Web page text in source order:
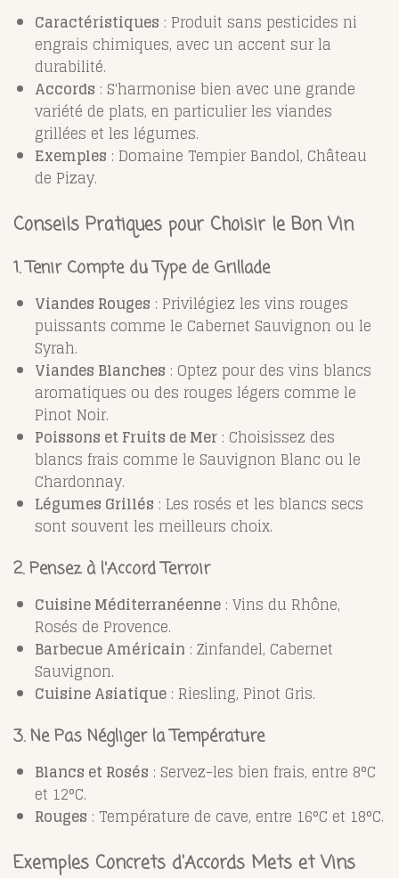
Caractéristiques : Produit sans pesticides ni
engrais chimiques, avec un accent sur la
durabilité.
Accords : S'harmonise bien avec une grande
variété de plats, en particulier les viandes
grillées et les légumes.
Exemples : Domaine Tempier Bandol, Château
de Pizay.
Conseils Pratiques pour Choisir le Bon Vin
1. Tenir Compte du Type de Grillade
Viandes Rouges : Privilégiez les vins rouges
puissants comme le Cabernet Sauvignon ou le
Syrah.
Viandes Blanches : Optez pour des vins blancs
aromatiques ou des rouges légers comme le
Pinot Noir.
Poissons et Fruits de Mer : Choisissez des
blancs frais comme le Sauvignon Blanc ou le
Chardonnay.
Légumes Grillés : Les rosés et les blancs secs
sont souvent les meilleurs choix.
2. Pensez à l'Accord Terroir
Cuisine Méditerranéenne : Vins du Rhône,
Rosés de Provence.
Barbecue Américain : Zinfandel, Cabernet
Sauvignon.
Cuisine Asiatique : Riesling, Pinot Gris.
3. Ne Pas Négliger la Température
Blancs et Rosés : Servez-les bien frais, entre 8°C
et 12°C.
Rouges : Température de cave, entre 16°C et 18°C.
Exemples Concrets d'Accords Mets et Vins